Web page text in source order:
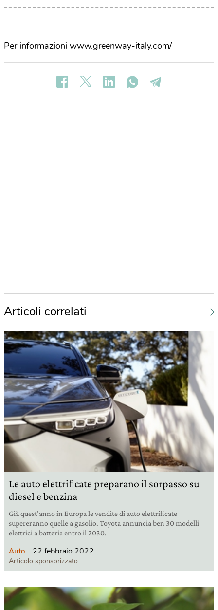
Per informazioni www.greenway-italy.com/
Articoli correlati
Le auto elettrificate preparano il sorpasso su
diesel e benzina
Già quest’anno in Europa le vendite di auto elettrificate
supereranno quelle a gasolio. Toyota annuncia ben 30 modelli
elettrici a batteria entro il 2030.
Auto 22 febbraio 2022
Articolo sponsorizzato